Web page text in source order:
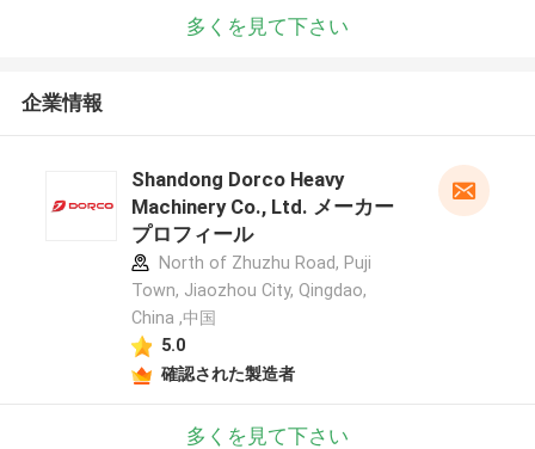
多くを見て下さい
企業情報
Shandong Dorco Heavy
Machinery Co., Ltd. メーカー
プロフィール
North of Zhuzhu Road, Puji
Town, Jiaozhou City, Qingdao,
China ,中国
5.0
確認された製造者
多くを見て下さい